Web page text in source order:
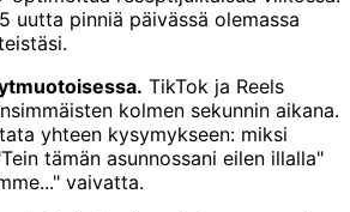
uutta pinniä päivässä olemassa
TikTok ja Reels
kolmen sekunnin aikana.
yhteen kysymykseen: miksi
tämän asunnossani eilen illalla"
vaivatta.